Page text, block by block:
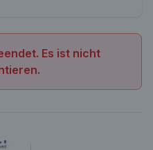
Es ist nicht